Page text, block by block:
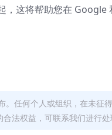
，这将帮助您在
任何个人或组织，在未征
法权益，可联系我们进行处